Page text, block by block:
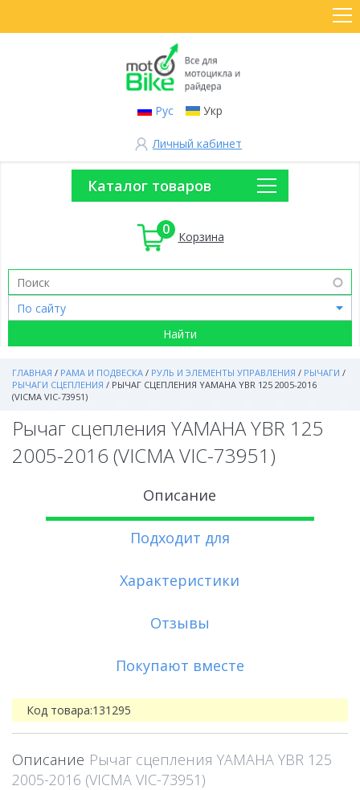
Рус Укр
Личный кабинет
Каталог товаров
0 Корзина
ГЛАВНАЯ / РАМА И ПОДВЕСКА / РУЛЬ И ЭЛЕМЕНТЫ УПРАВЛЕНИЯ / РЫЧАГИ /
РЫЧАГИ СЦЕПЛЕНИЯ / РЫЧАГ СЦЕПЛЕНИЯ YAMAHA YBR 125 2005-2016
(VICMA VIC-73951)
Рычаг сцепления YAMAHA YBR 125
2005-2016 (VICMA VIC-73951)
Описание
Подходит для
Характеристики
Отзывы
Покупают вместе
Код товара:131295
Описание Рычаг сцепления YAMAHA YBR 125
2005-2016 (VICMA VIC-73951)